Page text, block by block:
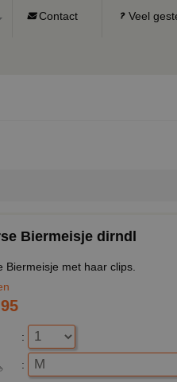
Contact Veel
Biermeisje dirndl
Biermeisje met haar clips.
:
: